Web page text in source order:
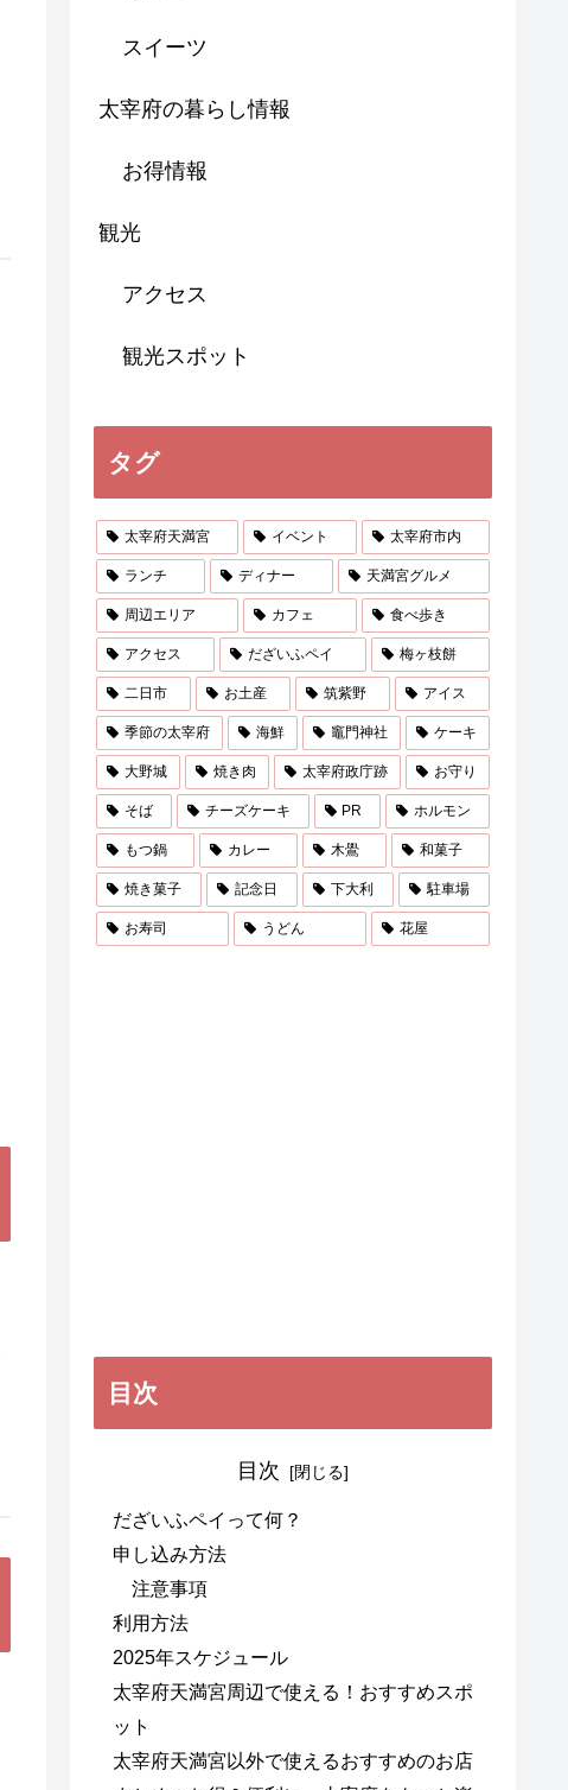
スイーツ
太宰府の暮らし情報
お得情報
観光
アクセス
観光スポット
タグ
太宰府天満宮 イベント 太宰府市内
ランチ ディナー 天満宮グルメ
周辺エリア カフェ 食べ歩き
アクセス だざいふペイ 梅ヶ枝餅
二日市 お土産 筑紫野 アイス
季節の太宰府 海鮮 竈門神社 ケーキ
大野城 焼き肉 太宰府政庁跡 お守り
そば チーズケーキ PR ホルモン
もつ鍋 カレー 木鷽 和菓子
焼き菓子 記念日 下大利 駐車場
お寿司 うどん 花屋
目次
目次
だざいふペイって何？
申し込み方法
注意事項
利用方法
2025年スケジュール
太宰府天満宮周辺で使える！おすすめスポ
ット
太宰府天満宮以外で使えるおすすめのお店